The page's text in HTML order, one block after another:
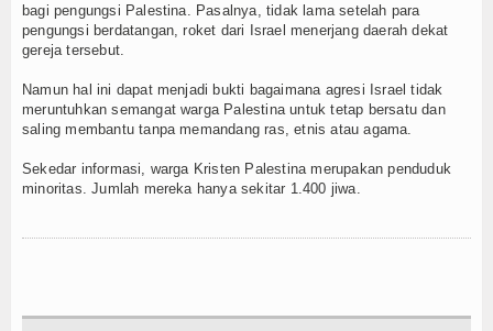
bagi pengungsi Palestina. Pasalnya, tidak lama setelah para
pengungsi berdatangan, roket dari Israel menerjang daerah dekat
gereja tersebut.
Namun hal ini dapat menjadi bukti bagaimana agresi Israel tidak
meruntuhkan semangat warga Palestina untuk tetap bersatu dan
saling membantu tanpa memandang ras, etnis atau agama.
Sekedar informasi, warga Kristen Palestina merupakan penduduk
minoritas. Jumlah mereka hanya sekitar 1.400 jiwa.